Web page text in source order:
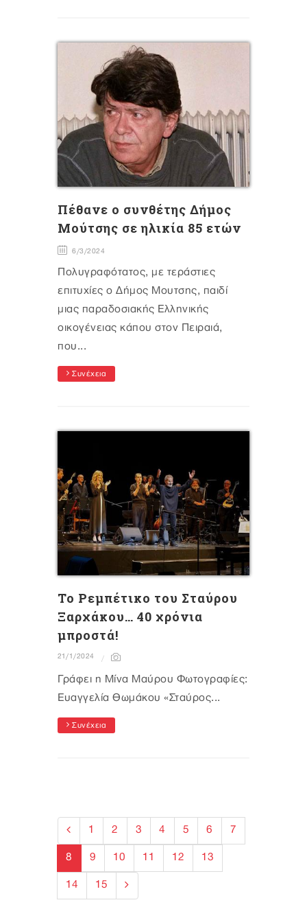
Πέθανε ο συνθέτης Δήμος
Μούτσης σε ηλικία 85 ετών
6/3/2024
Πολυγραφότατος, με τεράστιες
επιτυχίες ο Δήμος Μουτσης, παιδί
μιας παραδοσιακής Ελληνικής
οικογένειας κάπου στον Πειραιά,
που...
Συνέχεια
Το Ρεμπέτικο του Σταύρου
Ξαρχάκου… 40 χρόνια
μπροστά!
21/1/2024
Γράφει η Μίνα Μαύρου Φωτογραφίες:
Ευαγγελία Θωμάκου «Σταύρος...
Συνέχεια
1 2 3 4 5 6 7
8 9 10 11 12 13
14 15